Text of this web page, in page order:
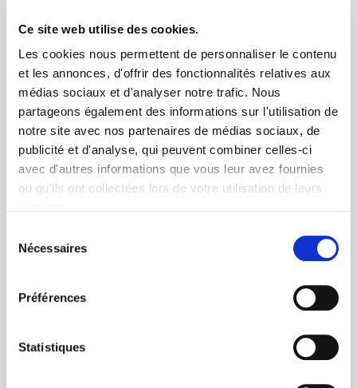
Ce site web utilise des cookies.
Les cookies nous permettent de personnaliser le contenu
et les annonces, d'offrir des fonctionnalités relatives aux
médias sociaux et d'analyser notre trafic. Nous
partageons également des informations sur l'utilisation de
notre site avec nos partenaires de médias sociaux, de
publicité et d'analyse, qui peuvent combiner celles-ci
avec d'autres informations que vous leur avez fournies
ou qu'ils ont collectées lors de votre utilisation de leurs
Nécessaires
Préférences
Statistiques
Truite Meunière
Truite à l'ail
16,30
Truite aux amandes
Truite pochée aux petits légumes
19,00
Truite Petit mesnil ( flambée au Ricard et crême )
20,00
Sole meunière prix du jour
NOS VIANDES
Rumsteck
poivre vert crème
21,50
Provençale
21,50